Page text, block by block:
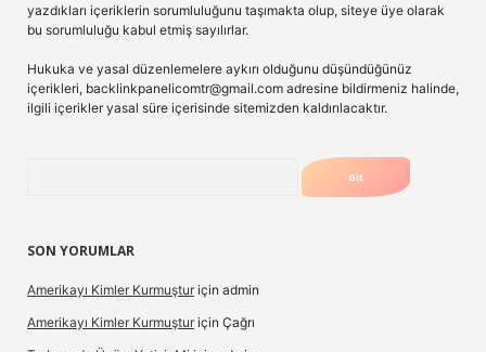
yazdıkları içeriklerin sorumluluğunu taşımakta olup, siteye üye olarak
bu sorumluluğu kabul etmiş sayılırlar.
Hukuka ve yasal düzenlemelere aykırı olduğunu düşündüğünüz
içerikleri, backlinkpanelicomtr@gmail.com adresine bildirmeniz halinde,
ilgili içerikler yasal süre içerisinde sitemizden kaldırılacaktır.
SON YORUMLAR
Amerikayı Kimler Kurmuştur için admin
Amerikayı Kimler Kurmuştur için Çağrı